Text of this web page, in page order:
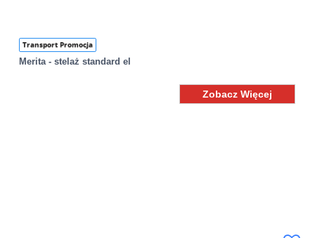
Transport Promocja
Merita - stelaż standard el
Zobacz Więcej